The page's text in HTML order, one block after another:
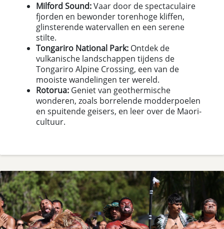
Milford Sound:Vaar door de spectaculaire
fjorden en bewonder torenhoge kliffen,
glinsterende watervallen en een serene
stilte.
Tongariro National Park: Ontdek de
vulkanische landschappen tijdens de
Tongariro Alpine Crossing, een van de
mooiste wandelingen ter wereld.
Rotorua: Geniet van geothermische
wonderen, zoals borrelende modderpoelen
en spuitende geisers, en leer over de Maori-
cultuur.